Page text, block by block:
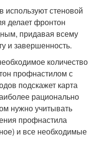
стеновой
делает фронтон
придавая всему
и завершенность.
количество
профнастилом с
подскажет карта
рационально
нужно учитывать
профнастила
и все необходимые